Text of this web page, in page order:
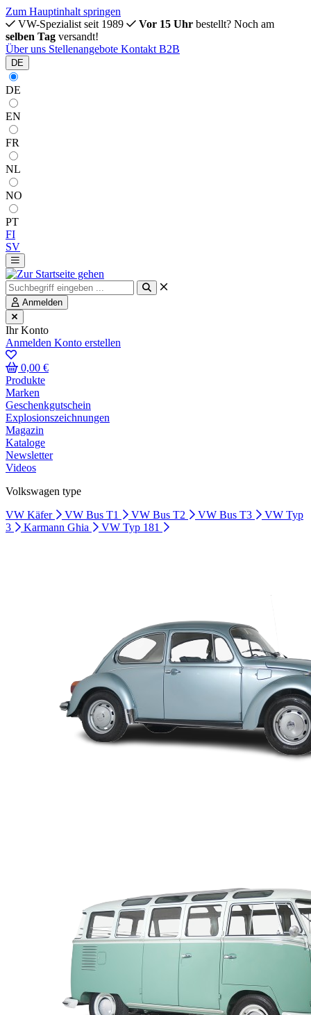
Zum Hauptinhalt springen
VW-Spezialist seit 1989
Vor 15 Uhr bestellt? Noch am
selben Tag versandt!
Über uns Stellenangebote Kontakt B2B
DE
DE
EN
FR
NL
NO
PT
FI
SV
Anmelden
Ihr Konto
Anmelden Konto erstellen
0,00 €
Produkte
Marken
Geschenkgutschein
Explosionszeichnungen
Magazin
Kataloge
Newsletter
Videos
Volkswagen type
VW Käfer
VW Bus T1 VW Bus T2 VW Bus T3
VW Typ
3
Karmann Ghia VW Typ 181